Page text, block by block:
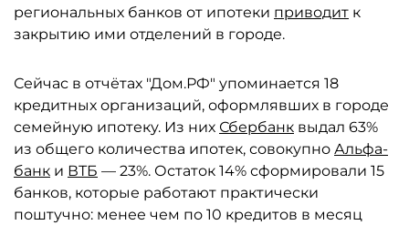
региональных банков от ипотеки приводит к
закрытию ими отделений в городе.
Сейчас в отчётах "Дом.РФ" упоминается 18
кредитных организаций, оформлявших в городе
семейную ипотеку. Из них Сбербанк выдал 63%
из общего количества ипотек, совокупно Альфа-
банк и ВТБ — 23%. Остаток 14% сформировали 15
банков, которые работают практически
поштучно: менее чем по 10 кредитов в месяц